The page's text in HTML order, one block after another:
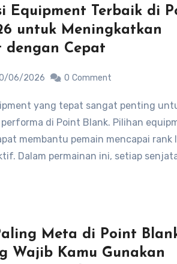
Equipment Terbaik di
untuk Meningkatkan
dengan Cepat
06/2026 0 Comment
di Point Blank. Pilihan
membantu pemain mencapai rank
Dalam permainan ini, setiap
Meta di Point
Wajib Kamu Gunakan